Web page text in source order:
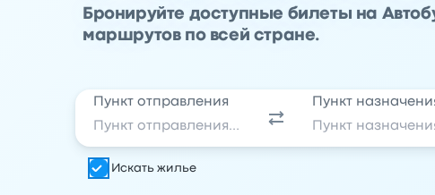
Бронируйте доступные билеты на
маршрутов по всей стране.
Пункт отправления Пункт
Искать жилье